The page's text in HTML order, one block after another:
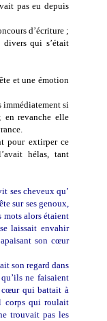
pas eu depuis
d’écriture ;
qui s’était
et une émotion
immédiatement si
en revanche elle
pour extirper ce
hélas, tant
ses cheveux qu’
sur ses genoux,
alors étaient
laissait envahir
son cœur
son regard dans
ne faisaient
cœur qui battait à
corps qui roulait
trouvait pas les